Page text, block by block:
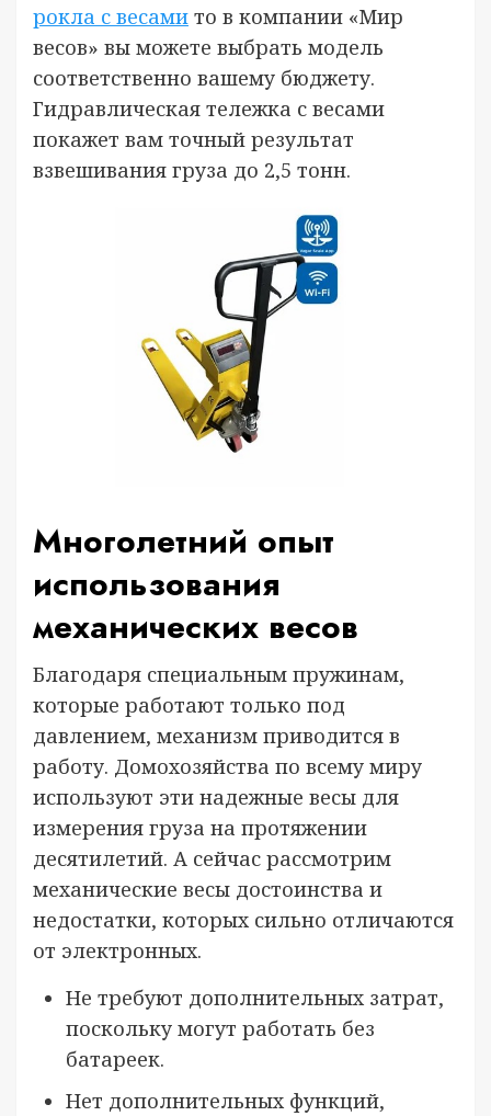
рокла с весами то в компании «Мир
весов» вы можете выбрать модель
соответственно вашему бюджету.
Гидравлическая тележка с весами
покажет вам точный результат
взвешивания груза до 2,5 тонн.
Многолетний опыт
использования
механических весов
Благодаря специальным пружинам,
которые работают только под
давлением, механизм приводится в
работу. Домохозяйства по всему миру
используют эти надежные весы для
измерения груза на протяжении
десятилетий. А сейчас рассмотрим
механические весы достоинства и
недостатки, которых сильно отличаются
от электронных.
Не требуют дополнительных затрат,
поскольку могут работать без
батареек.
Нет дополнительных функций,